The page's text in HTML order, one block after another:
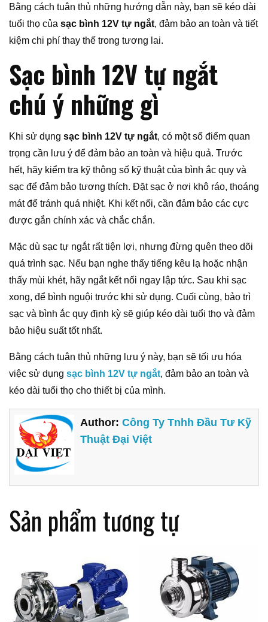
Bằng cách tuân thủ những hướng dẫn này, bạn sẽ kéo dài
tuổi thọ của sạc bình 12V tự ngắt, đảm bảo an toàn và tiết
kiệm chi phí thay thế trong tương lai.
Sạc bình 12V tự ngắt
chú ý những gì
Khi sử dụng sạc bình 12V tự ngắt, có một số điểm quan
trọng cần lưu ý để đảm bảo an toàn và hiệu quả. Trước
hết, hãy kiểm tra kỹ thông số kỹ thuật của bình ắc quy và
sạc để đảm bảo tương thích. Đặt sạc ở nơi khô ráo, thoáng
mát để tránh quá nhiệt. Khi kết nối, cần đảm bảo các cực
được gắn chính xác và chắc chắn.
Mặc dù sạc tự ngắt rất tiện lợi, nhưng đừng quên theo dõi
quá trình sạc. Nếu bạn nghe thấy tiếng kêu lạ hoặc nhận
thấy mùi khét, hãy ngắt kết nối ngay lập tức. Sau khi sạc
xong, để bình nguội trước khi sử dụng. Cuối cùng, bảo trì
sạc và bình ắc quy định kỳ sẽ giúp kéo dài tuổi thọ và đảm
bảo hiệu suất tốt nhất.
Bằng cách tuân thủ những lưu ý này, bạn sẽ tối ưu hóa
việc sử dụng sạc bình 12V tự ngắt, đảm bảo an toàn và
kéo dài tuổi thọ cho thiết bị của mình.
Author:Công Ty Tnhh Đầu Tư Kỹ
Thuật Đại Việt
Sản phẩm tương tự